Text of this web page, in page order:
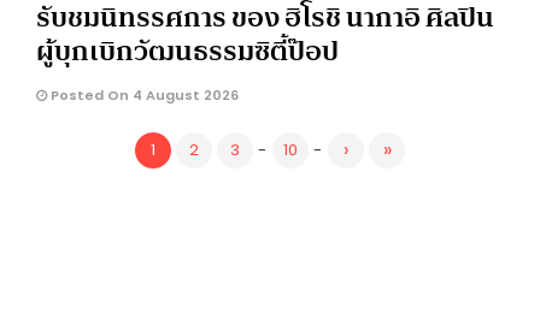
รับชมนิทรรศการ ของ ฮิโรชิ นากาอิ ศิลปิน
ผู้บุกเบิกวัฒนธรรมซิตี้ป๊อป
Posted On 4 August 2026
1 2 3 - 10 - › »